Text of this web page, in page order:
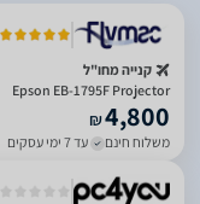
קנייה מחו"ל
Epson EB-1795F Projector
₪4,800
משלוח חינם עד 7 ימי עסקים